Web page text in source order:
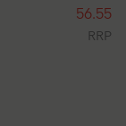
56.55
RRP: